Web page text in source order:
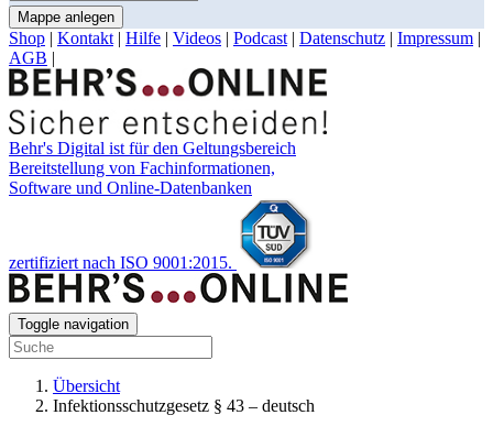
Mappe anlegen
Shop | Kontakt | Hilfe | Videos | Podcast | Datenschutz | Impressum |
AGB |
Behr's Digital ist für den Geltungsbereich
Bereitstellung von Fachinformationen,
Software und Online-Datenbanken
zertifiziert nach ISO 9001:2015.
Toggle navigation
Übersicht
Infektionsschutzgesetz § 43 – deutsch